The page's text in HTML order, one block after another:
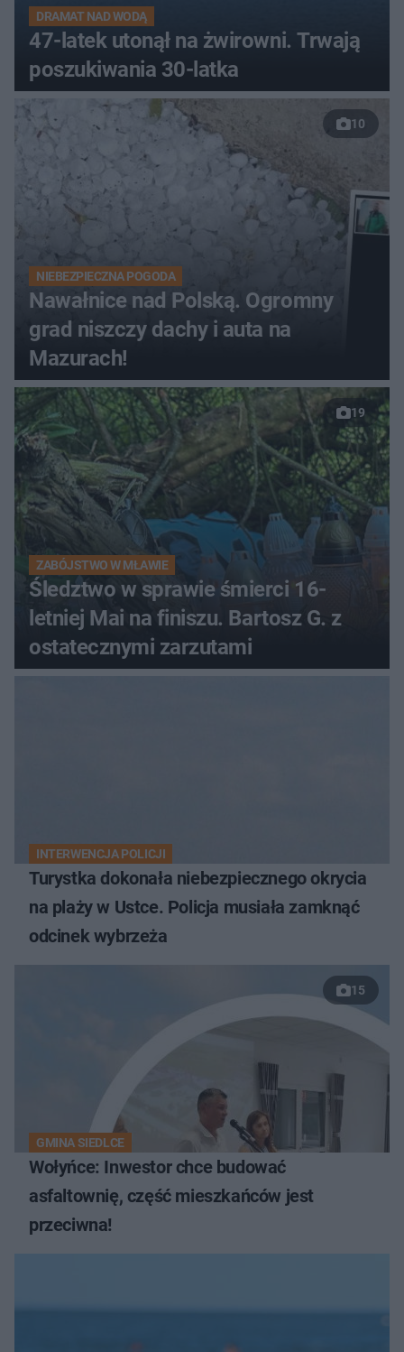
DRAMAT NAD WODĄ
47-latek utonął na żwirowni. Trwają
poszukiwania 30-latka
10
NIEBEZPIECZNA POGODA
Nawałnice nad Polską. Ogromny
grad niszczy dachy i auta na
Mazurach!
19
ZABÓJSTWO W MŁAWIE
Śledztwo w sprawie śmierci 16-
letniej Mai na finiszu. Bartosz G. z
ostatecznymi zarzutami
INTERWENCJA POLICJI
Turystka dokonała niebezpiecznego okrycia
na plaży w Ustce. Policja musiała zamknąć
odcinek wybrzeża
15
GMINA SIEDLCE
Wołyńce: Inwestor chce budować
asfaltownię, część mieszkańców jest
przeciwna!